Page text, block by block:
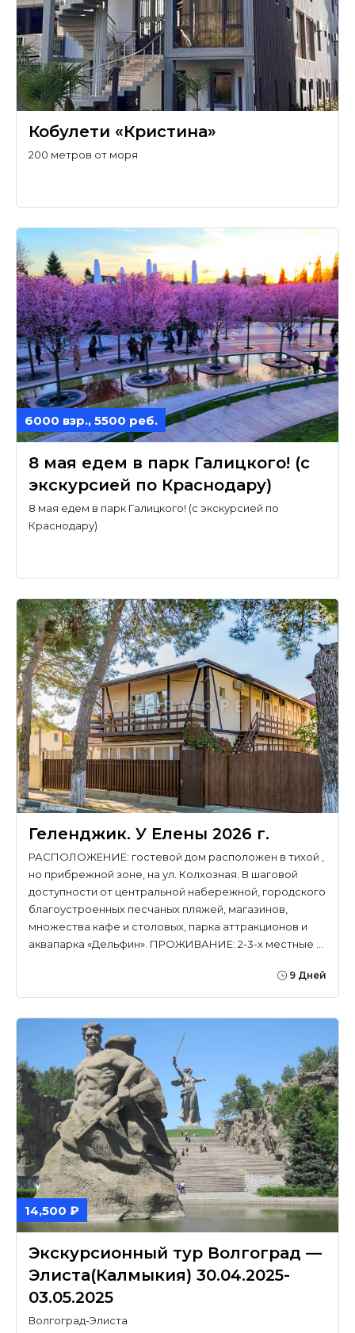
Кобулети «Кристина»
200 метров от моря
6000 взр., 5500 реб.
8 мая едем в парк Галицкого! (с
экскурсией по Краснодару)
8 мая едем в парк Галицкого! (с экскурсией по
Краснодару)
Геленджик. У Елены 2026 г.
РАСПОЛОЖЕНИЕ: гостевой дом расположен в тихой ,
но прибрежной зоне, на ул. Колхозная. В шаговой
доступности от центральной набережной, городского
благоустроенных песчаных пляжей, магазинов,
множества кафе и столовых, парка аттракционов и
аквапарка «Дельфин». ПРОЖИВАНИЕ: 2-3-х местные …
9 Дней
14,500 ₽
Экскурсионный тур Волгоград —
Элиста(Калмыкия) 30.04.2025-
03.05.2025
Волгоград-Элиста